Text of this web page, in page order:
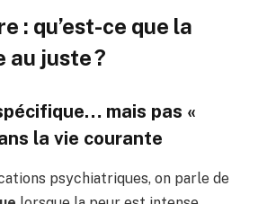
: qu’est-ce que la
au juste ?
mais pas «
la vie courante
psychiatriques, on parle de